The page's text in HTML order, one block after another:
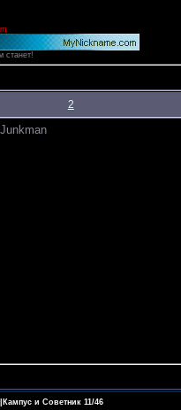
станет!
2
и Советник 11/46